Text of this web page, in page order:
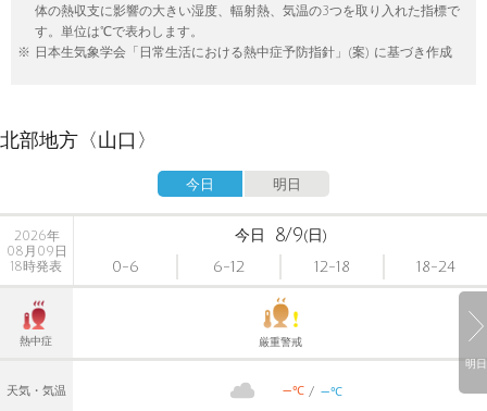
体の熱収支に影響の大きい湿度、輻射熱、気温の3つを取り入れた指標で
す。単位は℃で表わします。
※ 日本生気象学会「日常生活における熱中症予防指針」(案) に基づき作成
北部地方〈山口〉
今日 明日
明日
2026年
08月09日
18時発表
今日 8/9(日)
0-6
6-12 12-18 18-24
熱中症 厳重警戒
天気・気温 -℃ -℃